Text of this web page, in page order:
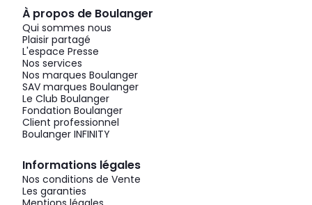
À propos de Boulanger
Qui sommes nous
Plaisir partagé
L'espace Presse
Nos services
Nos marques Boulanger
SAV marques Boulanger
Le Club Boulanger
Fondation Boulanger
Client professionnel
Boulanger INFINITY
Informations légales
Nos conditions de Vente
Les garanties